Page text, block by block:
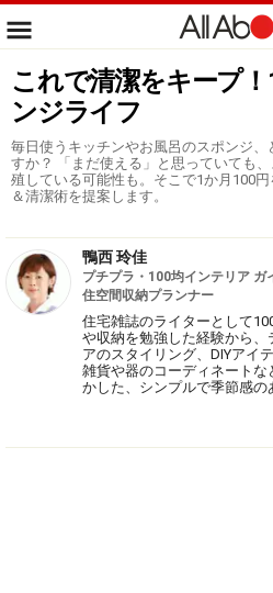
これで清潔をキープ
ンジライフ
毎日使うキッチンやお風呂のスポンジ、
すか？ 「まだ使える」と思っていても
殖している可能性も。そこで1か月100
＆清潔術を提案します。
鴨西 玲佳
プチプラ・100均インテリア ガ
住空間収納プランナー
住宅雑誌のライターとして
や収納を勉強した経験から、
アのスタイリング、DIYアイ
雑貨や器のコーディネート
かした、シンプルで季節感の